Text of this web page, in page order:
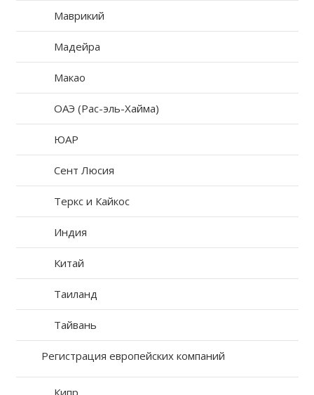
Маврикий
Мадейра
Макао
ОАЭ (Рас-эль-Хайма)
ЮАР
Сент Люсия
Теркс и Кайкос
Индия
Китай
Таиланд
Тайвань
Регистрация европейских компаний
Кипр